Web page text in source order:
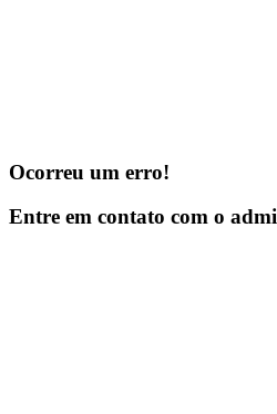
Ocorreu um erro!
Entre em contato com o